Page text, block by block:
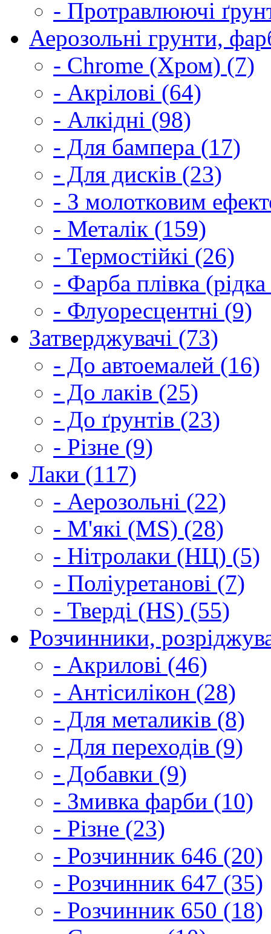
- Протравлюючі
Аерозольні грунти,
- Chrome (Хром) (7)
- Акрілові (64)
- Алкідні (98)
- Для бампера (17)
- Для дисків (23)
- З молотковим
- Металік (159)
- Термостійкі (26)
- Фарба плівка
- Флуоресцентні (9)
Затверджувачі (73)
- До автоемалей (16)
- До лаків (25)
- До ґрунтів (23)
- Різне (9)
Лаки (117)
- Аерозольні (22)
- М'які (MS) (28)
- Нітролаки (НЦ) (5)
- Поліуретанові (7)
- Тверді (HS) (55)
Розчинники,
- Акрилові (46)
- Антісилікон (28)
- Для металиків (8)
- Для переходів (9)
- Добавки (9)
- Змивка фарби (10)
- Різне (23)
- Розчинник 646 (20)
- Розчинник 647 (35)
- Розчинник 650 (18)